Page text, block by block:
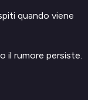
quando viene
il rumore persiste.